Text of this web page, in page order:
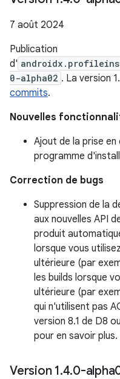
7 août 2024
Publication
d'
0-alpha02 . La version
commits.
Nouvelles
Ajout de la prise en
programme
Correction de bugs
Suppression de la
aux nouvelles API
produit
lorsque vous
ultérieure (par
les builds lorsque
ultérieure (par
qui n'utilisent pas
version 8.1 de D8
pour en savoir plus.
Version 1.4.0-